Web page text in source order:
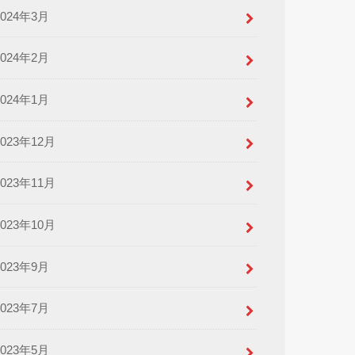
年3月
年2月
年1月
年12月
年11月
年10月
年9月
年7月
年5月